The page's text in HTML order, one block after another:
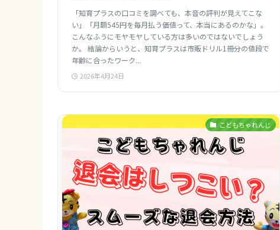
「知育プラスの口コミを調べても、本音の評判が見えてこな
い」「月額545円を毎月払う価値って、本当にあるのかな」。
こんなふうにモヤモヤしている方は多いのではないでしょう
か。 結論からいうと、知育プラスは市販ドリル1冊分の値段で
年齢に合ったワーク...
2026年4月24日
こどもちゃれんじ